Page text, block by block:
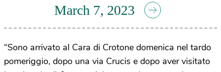
March 7, 2023
“Sono arrivato al Cara di Crotone domenica nel tardo
pomeriggio, dopo una via Crucis e dopo aver visitato